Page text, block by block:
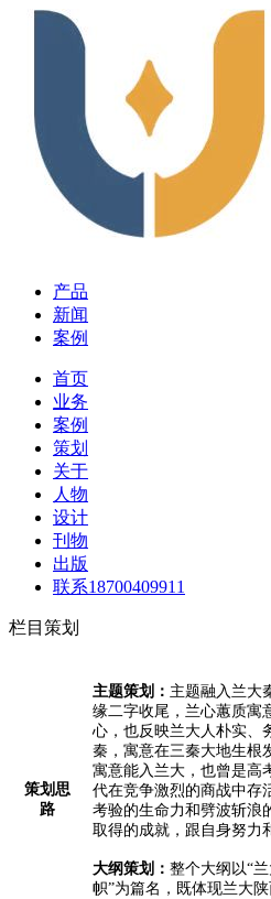
产品
新闻
案例
首页
业务
案例
策划
关于
人物
设计
刊物
出版
联系18700409911
栏目策划
策划思
路
主题策划： 主题融入兰大
缘二字收尾，兰心蕙质寓
心，也反映兰大人朴实、
秦，寓意在三秦大地生根
寓意能入兰大，也曾是高
代在竞争激烈的商战中存
考验的生命力和劈波斩浪
取得的成就，跟自身努力
大纲策划： 整个大纲以“
帜”为篇名，既体现兰大